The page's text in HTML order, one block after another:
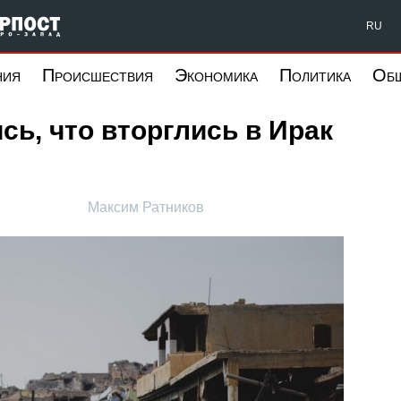
Форпост Северо-Запад RU
Происшествия Экономика Политика
что вторглись в Ирак
Максим Ратников